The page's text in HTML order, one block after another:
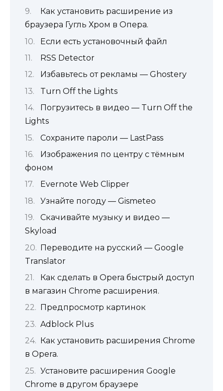
Как установить расширение из
браузера Гугль Хром в Опера.
Если есть установочный файл
RSS Detector
Избавьтесь от рекламы — Ghostery
Turn Off the Lights
Погрузитесь в видео — Turn Off the
Lights
Сохраните пароли — LastPass
Изображения по центру с тёмным
фоном
Evernote Web Clipper
Узнайте погоду — Gismeteo
Скачивайте музыку и видео —
Skyload
Переводите на русский — Google
Translator
Как сделать в Оpera быстрый доступ
в магазин Сhrome расширения.
Предпросмотр картинок
Adblock Plus
Как установить расширения Chrome
в Opera.
Установите расширения Google
Chrome в другом браузере